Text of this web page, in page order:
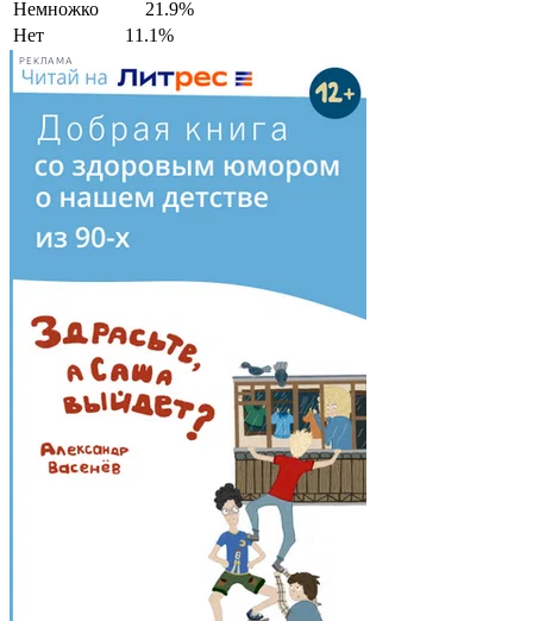
Немножко
21.9%
Нет
11.1%
РЕКЛАМА